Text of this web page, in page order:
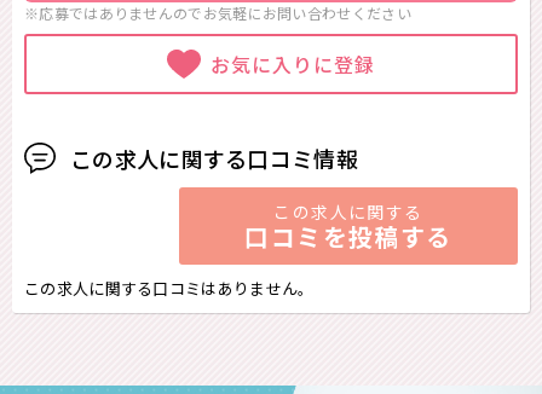
※応募ではありませんのでお気軽にお問い合わせください
お気に入りに登録
この求人に関する口コミ情報
この求人に関する
口コミを投稿する
この求人に関する口コミはありません。